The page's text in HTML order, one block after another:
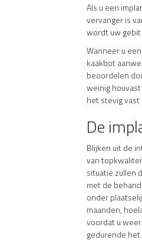
Als u een
vervanger is
wordt uw
Wanneer u
kaakbot
beoordelen
weinig
het stevig vast
De
Blijken uit de
van
situatie zullen
met de
onder
maanden,
voordat u
gedurende